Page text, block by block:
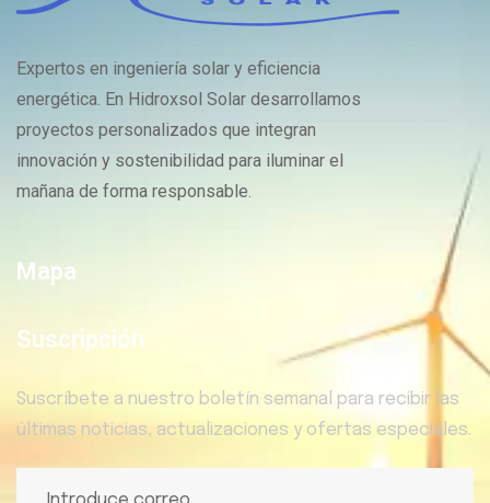
Expertos en ingeniería solar y eficiencia
energética. En Hidroxsol Solar desarrollamos
proyectos personalizados que integran
innovación y sostenibilidad para iluminar el
mañana de forma responsable.
Mapa
Suscripción
Suscríbete a nuestro boletín semanal para recibir las
últimas noticias, actualizaciones y ofertas especiales.